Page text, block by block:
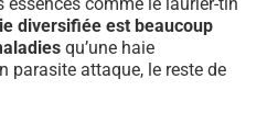
diversifiée est beaucoup
qu’une haie
parasite attaque, le reste de